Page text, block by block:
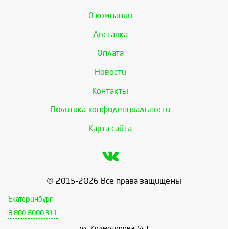
О компании
Доставка
Оплата
Новости
Контакты
Политика конфиденциальности
Карта сайта
© 2015-2026 Все права защищены
Екатеринбург
8 800 6000 311